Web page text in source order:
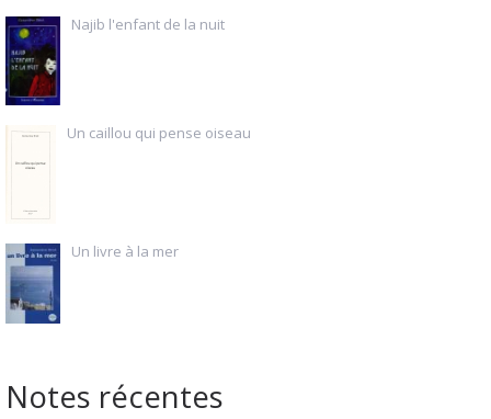
Najib l'enfant de la nuit
Un caillou qui pense oiseau
Un livre à la mer
Notes récentes